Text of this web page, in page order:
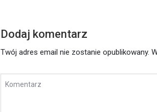
Dodaj komentarz
Twój adres email nie zostanie opublikowany.